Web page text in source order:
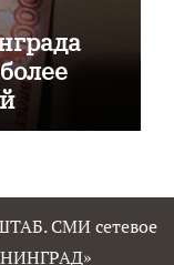
СМИ сетевое